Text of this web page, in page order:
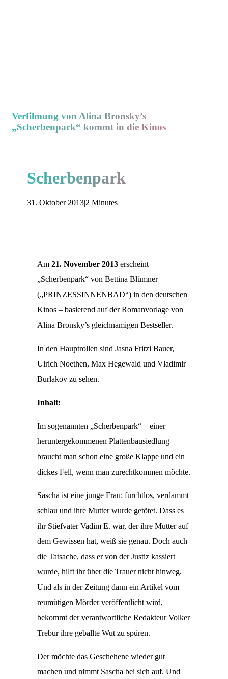
Verfilmung von Alina Bronsky’s
„Scherbenpark“ kommt in die Kinos
Scherbenpark
31. Oktober 2013|2 Minutes
Am 21. November 2013 erscheint
„Scherbenpark“ von Bettina Blümner
(„PRINZESSINNENBAD“) in den deutschen
Kinos – basierend auf der Romanvorlage von
Alina Bronsky’s gleichnamigen Bestseller.
In den Hauptrollen sind Jasna Fritzi Bauer,
Ulrich Noethen, Max Hegewald und Vladimir
Burlakov zu sehen.
Inhalt:
Im sogenannten „Scherbenpark“ – einer
heruntergekommenen Plattenbausiedlung –
braucht man schon eine große Klappe und ein
dickes Fell, wenn man zurechtkommen möchte.
Sascha ist eine junge Frau: furchtlos, verdammt
schlau und ihre Mutter wurde getötet. Dass es
ihr Stiefvater Vadim E. war, der ihre Mutter auf
dem Gewissen hat, weiß sie genau. Doch auch
die Tatsache, dass er von der Justiz kassiert
wurde, hilft ihr über die Trauer nicht hinweg.
Und als in der Zeitung dann ein Artikel vom
reumütigen Mörder veröffentlicht wird,
bekommt der verantwortliche Redakteur Volker
Trebur ihre geballte Wut zu spüren.
Der möchte das Geschehene wieder gut
machen und nimmt Sascha bei sich auf. Und